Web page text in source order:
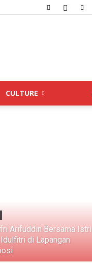
CULTURE
Arifuddin Bersama Istri
di Lapangan